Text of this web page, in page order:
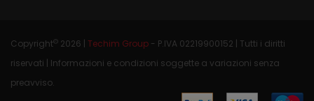
Copyright© 2026 | Techim Group - P.IVA 02219900152 | Tutti i diritti
riservati | Informazioni e condizioni soggette a variazioni senza
preavviso.